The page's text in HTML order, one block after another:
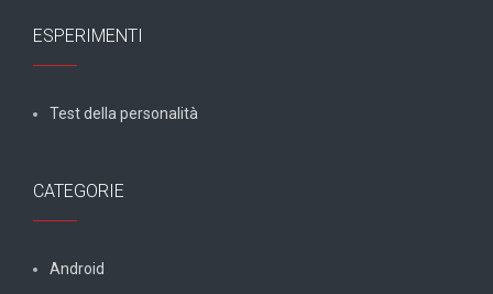
ESPERIMENTI
Test della personalità
CATEGORIE
Android